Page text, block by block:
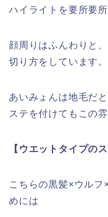
ハイライトを要所要
顔周りはふんわりと
切り方をしています。
あいみょんは地毛だ
ステを付けてもこの
【ウエットタイプの
こちらの黒髪×ウルフ
めには